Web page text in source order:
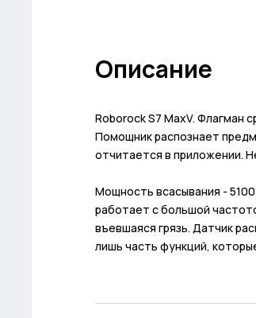
Описание
Roborock S7 MaxV. Флагман
Помощник распознает
отчитается в приложении.
Мощность всасывания -
работает с большой
въевшаяся грязь. Датчик
лишь часть функций,